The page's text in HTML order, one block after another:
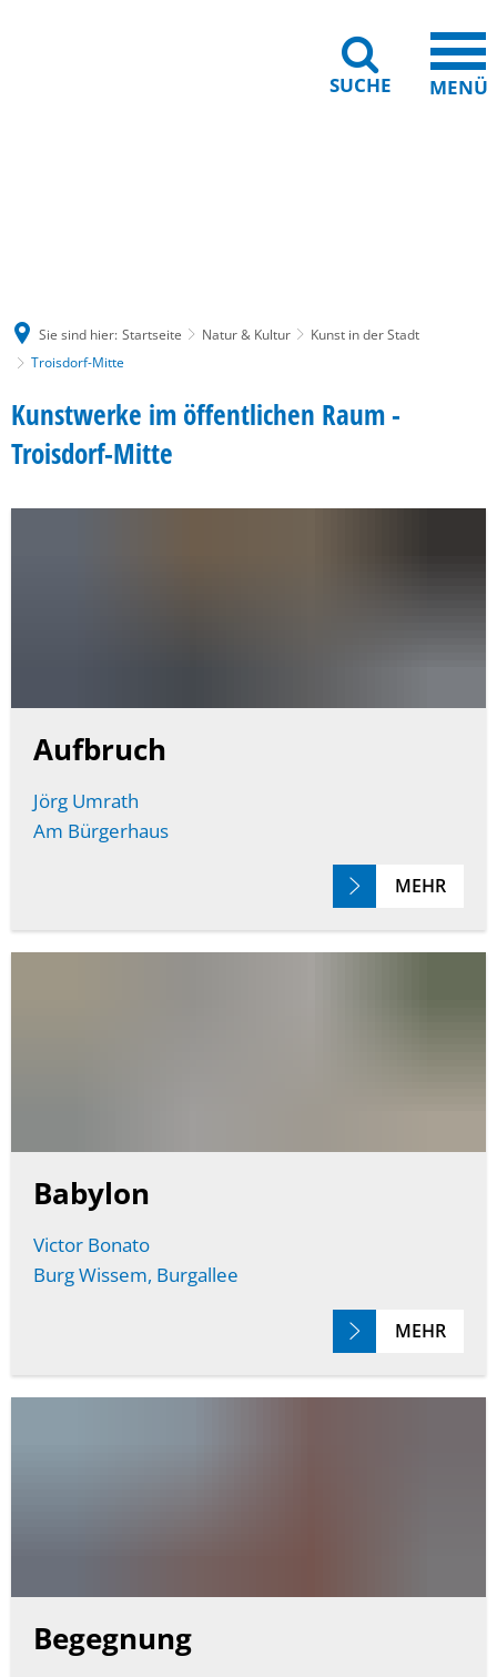
SUCHE MENÜ
Sie sind hier: Startseite Natur & Kultur
Kunst in der Stadt
Troisdorf-Mitte
Troisdorf-
Mitte
Kunstwerke im öffentlichen Raum -
Troisdorf-Mitte
Aufbruch
Jörg Umrath
Am Bürgerhaus
MEHR
Babylon
Victor Bonato
Burg Wissem, Burgallee
MEHR
Begegnung